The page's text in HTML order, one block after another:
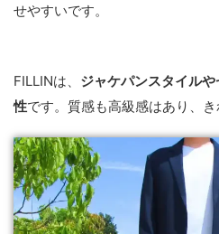
せやすいです。
FILLINは、 ジャケパンスタイル
性です。質感も高級感はあり、き